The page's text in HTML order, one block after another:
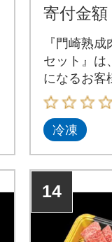
寄付金額
『門崎熟
セット』は
になるお客
ットです。
冷凍
14